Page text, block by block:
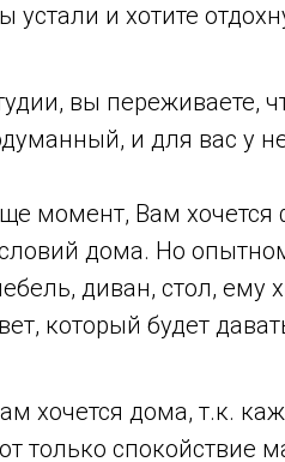
устали и хотите
вы переживаете,
и для вас у
момент, Вам хочется
дома. Но
диван, стол, ему
который будет
хочется дома, т.к.
только спокойствие